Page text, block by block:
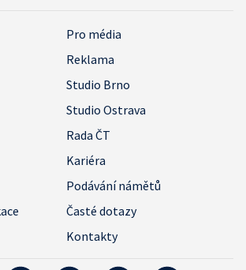
Pro média
Reklama
Studio Brno
Studio Ostrava
Rada ČT
Kariéra
Podávání námětů
Časté dotazy
Kontakty